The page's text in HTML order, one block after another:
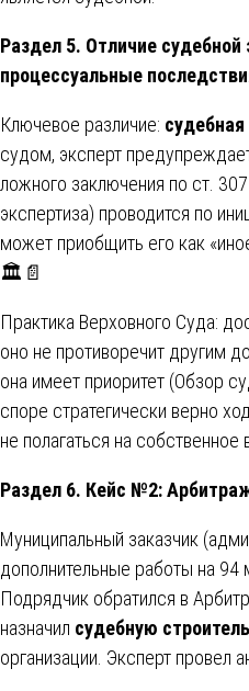
Раздел 5. Отличие
процессуальные
Ключевое различие:
судом, эксперт
ложного заключения по ст.
экспертиза) проводится по
может приобщить его как
🏛️📄
Практика Верховного Суда:
оно не противоречит другим
она имеет приоритет (Обзор
споре стратегически верно
не полагаться на
Раздел 6. Кейс №2:
Муниципальный заказчик
дополнительные работы на 94
Подрядчик обратился в
назначил судебную
организации. Эксперт провел